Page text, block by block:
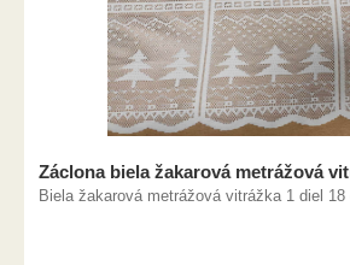
Záclona biela žakarová metrážová
Biela žakarová metrážová vitrážka 1 diel